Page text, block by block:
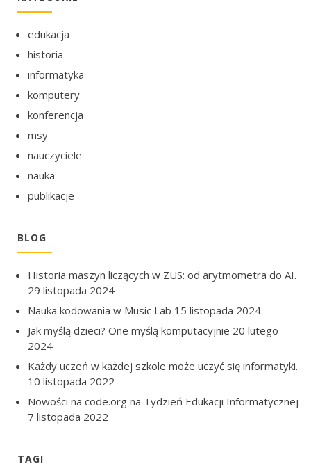
edukacja
historia
informatyka
komputery
konferencja
msy
nauczyciele
nauka
publikacje
BLOG
Historia maszyn liczących w ZUS: od arytmometra do AI.
29 listopada 2024
Nauka kodowania w Music Lab 15 listopada 2024
Jak myślą dzieci? One myślą komputacyjnie 20 lutego
2024
Każdy uczeń w każdej szkole może uczyć się informatyki.
10 listopada 2022
Nowości na code.org na Tydzień Edukacji Informatycznej
7 listopada 2022
TAGI